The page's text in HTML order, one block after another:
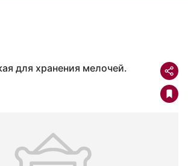
для хранения мелочей.